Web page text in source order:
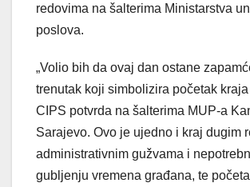
redovima na šalterima Ministarstva
poslova.
„Volio bih da ovaj dan ostane
trenutak koji simbolizira početak
CIPS potvrda na šalterima MUP-a
Sarajevo. Ovo je ujedno i kraj dugim
administrativnim gužvama i
gubljenju vremena građana, te